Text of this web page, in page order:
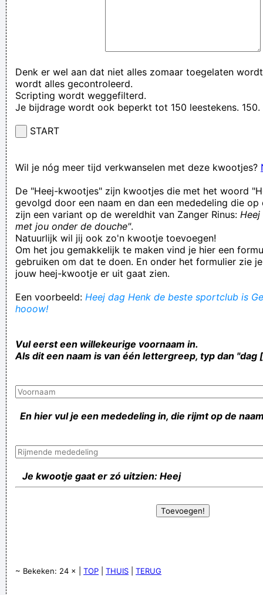
Denk er wel aan dat niet alles zomaar toegelaten
wordt alles gecontroleerd.
Scripting wordt weggefilterd.
Je bijdrage wordt ook beperkt tot 150 leestekens. 150.
START
Wil je nóg meer tijd verkwanselen met deze kwootjes?
De "Heej-kwootjes" zijn kwootjes die met het woord
gevolgd door een naam en dan een mededeling die op
zijn een variant op de wereldhit van Zanger Rinus:
met jou onder de douche".
Natuurlijk wil jij ook zo'n kwootje toevoegen!
Om het jou gemakkelijk te maken vind je hier een
gebruiken om dat te doen. En onder het formulier zie
jouw heej-kwootje er uit gaat zien.
Een voorbeeld: Heej dag Henk de beste sportclub is
hooow!
Vul eerst een willekeurige voornaam in.
Als dit een naam is van één lettergreep, typ dan "dag
En hier vul je een mededeling in, die rijmt op de
Je kwootje gaat er zó uitzien: Heej
~ Bekeken: 24 × | TOP THUIS TERUG